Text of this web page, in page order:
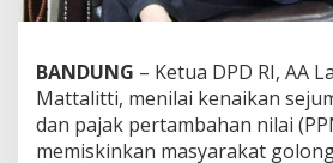
a
P
o
k
o
k
BANDUNG – Ketua DPD RI, AA
Mattalitti, menilai kenaikan
dan pajak pertambahan nilai
memiskinkan masyarakat